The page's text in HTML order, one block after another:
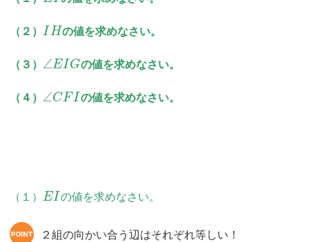
（２） IHの値を求めなさい。
（３） ∠EIGの値を求めなさい。
（４） ∠CFIの値を求めなさい。
（１） EIの値を求めなさい。
２組の向かい合う辺はそれぞれ等しい！